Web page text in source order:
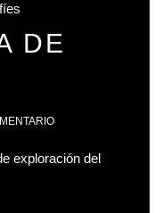
DE
exploración del